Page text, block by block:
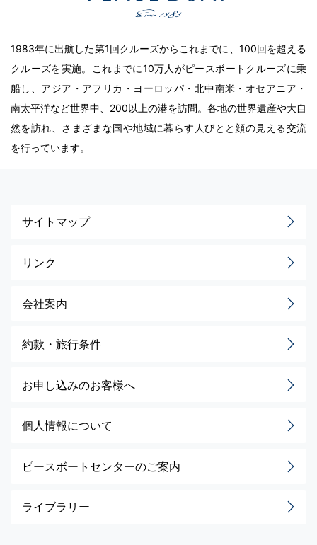
1983年に出航した第1回クルーズからこれまでに、100回を超える
クルーズを実施。これまでに10万人がピースボートクルーズに乗
船し、アジア・アフリカ・ヨーロッパ・北中南米・オセアニア・
南太平洋など世界中、200以上の港を訪問。各地の世界遺産や大自
然を訪れ、さまざまな国や地域に暮らす人びとと顔の見える交流
を行っています。
サイトマップ
リンク
会社案内
約款・旅行条件
お申し込みのお客様へ
個人情報について
ピースボートセンターのご案内
ライブラリー